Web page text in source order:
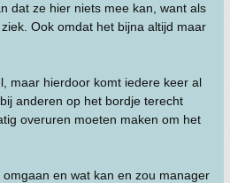
dat ze hier niets mee kan, want als
Ook omdat het bijna altijd maar
maar hierdoor komt iedere keer al
anderen op het bordje terecht
overuren moeten maken om het
en wat kan en zou manager